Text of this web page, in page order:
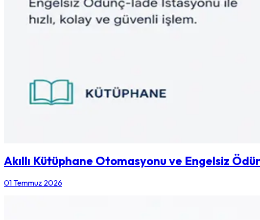
Akıllı Kütüphane Otomasyonu ve Engelsiz
01 Temmuz 2026